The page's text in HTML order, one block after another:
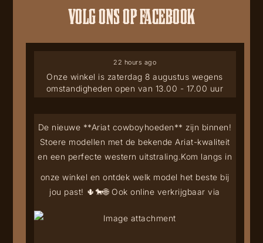
VOLG ONS OP FACEBOOK
Onze winkel is zaterdag 8 augustus wegens
omstandigheden open van 13.00 - 17.00 uur
22 hours ago
De nieuwe **Ariat cowboyhoeden** zijn binnen!
Stoere modellen met de bekende Ariat-kwaliteit
en een perfecte western uitstraling.Kom langs in
onze winkel en ontdek welk model het beste bij
jou past! 🌵🐎🌐 Ook online verkrijgbaar via